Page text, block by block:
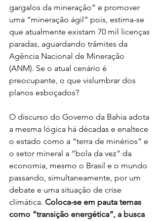
gargalos da mineração” e promover
uma “mineração ágil” pois, estima-se
que atualmente existam 70 mil licenças
paradas, aguardando trâmites da
Agência Nacional de Mineração
(ANM). Se o atual cenário é
preocupante, o que vislumbrar dos
planos esboçados?
O discurso do Governo da Bahia adota
a mesma lógica há décadas e enaltece
o estado como a “terra de minérios” e
o setor mineral a “bola da vez” da
economia, mesmo o Brasil e o mundo
passando, simultaneamente, por um
debate e uma situação de crise
climática. Coloca-se em pauta temas
como “transição energética”, a busca